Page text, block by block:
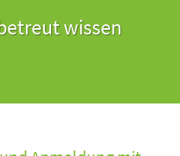
wissen